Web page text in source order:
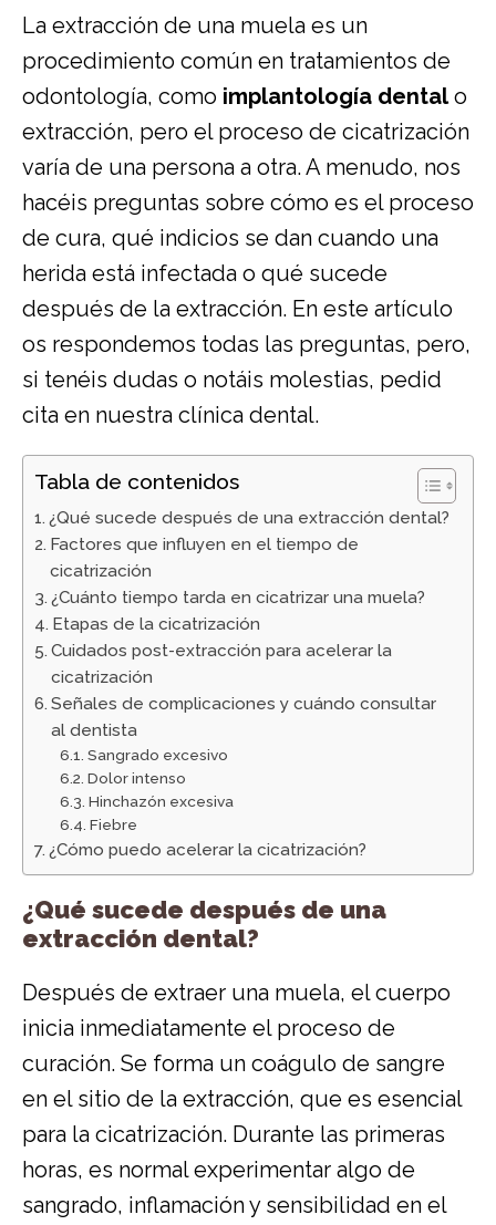
La extracción de una muela es un
procedimiento común en tratamientos de
odontología, como implantología dentalo
extracción, pero el proceso de cicatrización
varía de una persona a otra. A menudo, nos
hacéis preguntas sobre cómo es el proceso
de cura, qué indicios se dan cuando una
herida está infectada o qué sucede
después de la extracción. En este artículo
os respondemos todas las preguntas, pero,
si tenéis dudas o notáis molestias, pedid
cita en nuestra clínica dental.
Tabla de contenidos
¿Qué sucede después de una extracción dental?
Factores que influyen en el tiempo de
cicatrización
¿Cuánto tiempo tarda en cicatrizar una muela?
Etapas de la cicatrización
Cuidados post-extracción para acelerar la
cicatrización
Señales de complicaciones y cuándo consultar
al dentista
Sangrado excesivo
Dolor intenso
Hinchazón excesiva
Fiebre
¿Cómo puedo acelerar la cicatrización?
¿Qué sucede después de una
extracción dental?
Después de extraer una muela, el cuerpo
inicia inmediatamente el proceso de
curación. Se forma un coágulo de sangre
en el sitio de la extracción, que es esencial
para la cicatrización. Durante las primeras
horas, es normal experimentar algo de
sangrado, inflamación y sensibilidad en el